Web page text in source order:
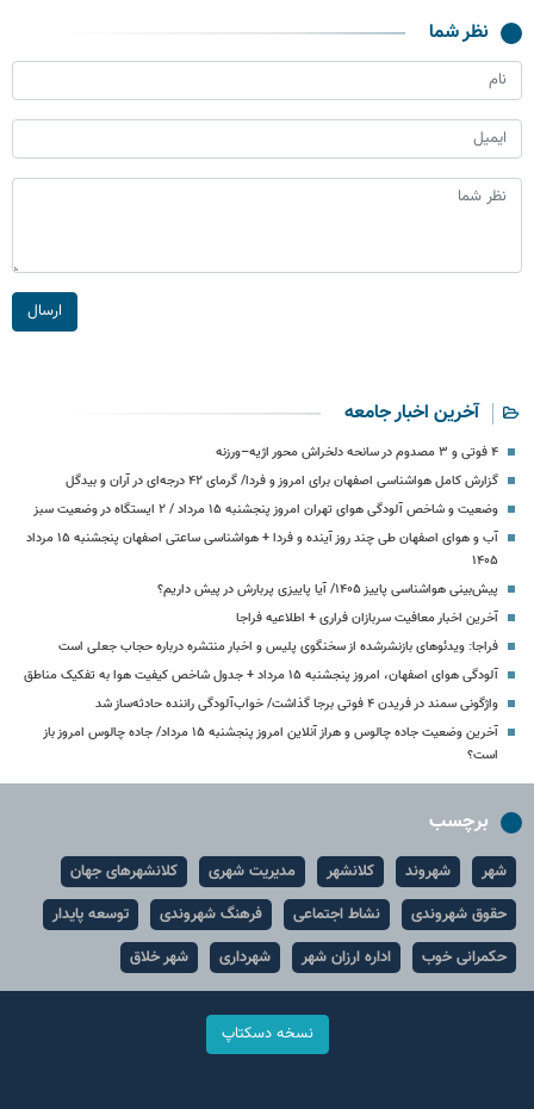
نظر شما
ارسال
آخرین اخبار جامعه
۴ فوتی و ۳ مصدوم در سانحه دلخراش محور اژیه–ورزنه
گزارش کامل هواشناسی اصفهان برای امروز و فردا/ گرمای ۴۲ درجه‌ای در آران و بیدگل
وضعیت و شاخص آلودگی هوای تهران امروز پنجشنبه ۱۵ مرداد / ۲ ایستگاه در وضعیت سبز
آب و هوای اصفهان طی چند روز آینده و فردا + هواشناسی ساعتی اصفهان پنجشنبه ۱۵ مرداد
۱۴۰۵
پیش‌بینی هواشناسی پاییز ۱۴۰۵/ آیا پاییزی پربارش در پیش داریم؟
آخرین اخبار معافیت سربازان فراری + اطلاعیه فراجا
فراجا: ویدئوهای بازنشرشده از سخنگوی پلیس و اخبار منتشره درباره حجاب جعلی است
آلودگی هوای اصفهان، امروز پنجشنبه ۱۵ مرداد + جدول شاخص کیفیت هوا به تفکیک مناطق
واژگونی سمند در فریدن ۴ فوتی برجا گذاشت/ خواب‌آلودگی راننده حادثه‌ساز شد
آخرین وضعیت جاده چالوس و هراز آنلاین امروز پنجشنبه ۱۵ مرداد/ جاده چالوس امروز باز
است؟
برچسب
شهر شهروند کلانشهر مدیریت شهری
کلانشهرهای جهان
حقوق شهروندی
نشاط اجتماعی فرهنگ شهروندی
توسعه پایدار
حکمرانی خوب
اداره ارزان شهر شهرداری شهر خلاق
نسخه دسکتاپ